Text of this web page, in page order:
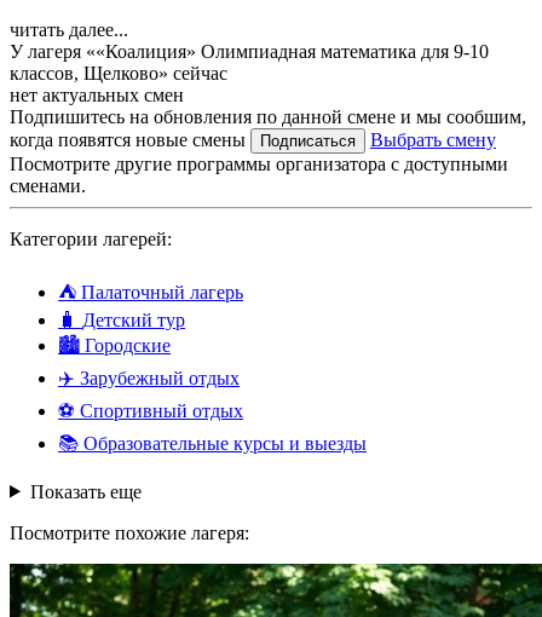
читать далее...
У лагеря ««Коалиция» Олимпиадная математика для 9-10
классов, Щелково» сейчас
нет актуальных смен
Подпишитесь на обновления по данной смене и мы сообшим,
когда появятся новые смены
Подписаться
Выбрать смену
Посмотрите другие программы организатора с доступными
сменами.
Категории лагерей:
⛺ Палаточный лагерь
🧳 Детский тур
🏙️ Городские
✈️ Зарубежный отдых
⚽ Спортивный отдых
📚 Образовательные курсы и выезды
Показать еще
Посмотрите похожие лагеря: